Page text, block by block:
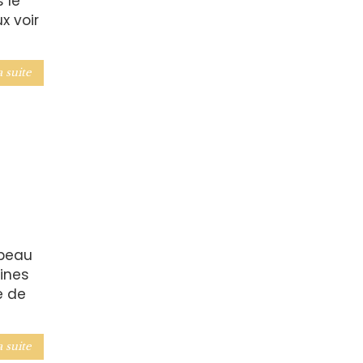
voir
suite
de
suite